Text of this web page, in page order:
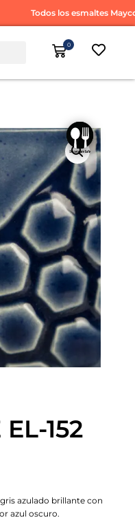
Todos los esmaltes Mayco
0
152
azulado brillante con
azul oscuro.